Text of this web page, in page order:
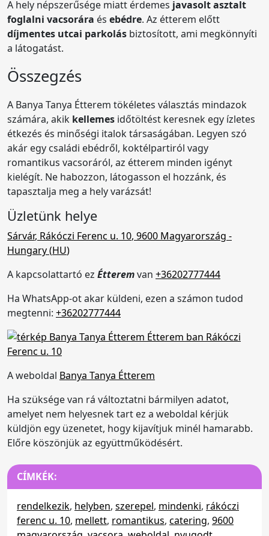
A hely népszerűsége miatt érdemes javasolt asztalt
foglalni vacsorára és ebédre. Az étterem előtt
díjmentes utcai parkolás biztosított, ami megkönnyíti
a látogatást.
Összegzés
A Banya Tanya Étterem tökéletes választás mindazok
számára, akik kellemes időtöltést keresnek egy ízletes
étkezés és minőségi italok társaságában. Legyen szó
akár egy családi ebédről, koktélpartiról vagy
romantikus vacsoráról, az étterem minden igényt
kielégít. Ne habozzon, látogasson el hozzánk, és
tapasztalja meg a hely varázsát!
Üzletünk helye
Sárvár, Rákóczi Ferenc u. 10, 9600 Magyarország -
Hungary (HU)
A kapcsolattartó ez Étteremvan +36202777444
Ha WhatsApp-ot akar küldeni, ezen a számon tudod
megtenni: +36202777444
A weboldal Banya Tanya Étterem
Ha szüksége van rá változtatni bármilyen adatot,
amelyet nem helyesnek tart ez a weboldal kérjük
küldjön egy üzenetet, hogy kijavítjuk minél hamarabb.
Előre köszönjük az együttműködésért.
CÍMKÉK:
rendelkezik, helyben, szerepel, mindenki, rákóczi
ferenc u. 10, mellett, romantikus, catering, 9600